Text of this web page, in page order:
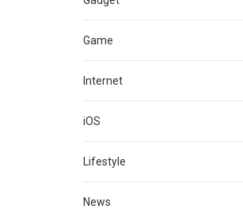
Game
Internet
iOS
Lifestyle
News